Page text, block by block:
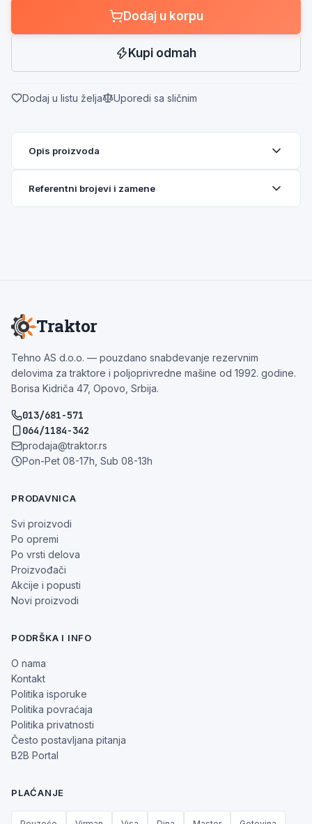
Dodaj u korpu
Kupi odmah
Dodaj u listu želja Uporedi sa sličnim
Opis proizvoda
Referentni brojevi i zamene
Traktor
Tehno AS d.o.o. — pouzdano snabdevanje rezervnim
delovima za traktore i poljoprivredne mašine od 1992. godine.
Borisa Kidriča 47, Opovo, Srbija.
013/681-571
064/1184-342
prodaja@traktor.rs
Pon-Pet 08-17h, Sub 08-13h
PRODAVNICA
Svi proizvodi
Po opremi
Po vrsti delova
Proizvođači
Akcije i popusti
Novi proizvodi
PODRŠKA I INFO
O nama
Kontakt
Politika isporuke
Politika povraćaja
Politika privatnosti
Često postavljana pitanja
B2B Portal
PLAĆANJE